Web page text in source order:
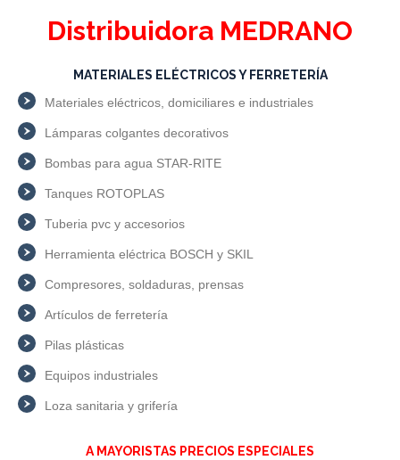
Distribuidora MEDRANO
MATERIALES ELÉCTRICOS Y FERRETERÍA
Materiales eléctricos, domiciliares e industriales
Lámparas colgantes decorativos
Bombas para agua STAR-RITE
Tanques ROTOPLAS
Tuberia pvc y accesorios
Herramienta eléctrica BOSCH y SKIL
Compresores, soldaduras, prensas
Artículos de ferretería
Pilas plásticas
Equipos industriales
Loza sanitaria y grifería
A MAYORISTAS PRECIOS ESPECIALES